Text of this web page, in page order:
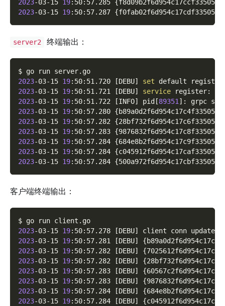
2023-03-15 19:50:57.285 {
2023-03-15 19:50:57.287 {
server2 终端输出：
$ go run server.go
2023-03-15 19:50:51.720 [DEBU] set default
2023-03-15 19:50:51.721 [DEBU] service register:
2023-03-15 19:50:51.722 [INFO] pid [89351 ] : grpc
2023-03-15 19:50:57.280 {
2023-03-15 19:50:57.282 {
2023-03-15 19:50:57.283 {
2023-03-15 19:50:57.284 {
2023-03-15 19:50:57.284 {
2023-03-15 19:50:57.284 {
客户端终端输出：
$ go run client.go
2023-03-15 19:50:57.278 [DEBU]
client conn updated
2023-03-15 19:50:57.281 [DEBU] {
2023-03-15 19:50:57.282 [DEBU] {
2023-03-15 19:50:57.282 [DEBU] {
2023-03-15 19:50:57.283 [DEBU] {
2023-03-15 19:50:57.283 [DEBU] {
2023-03-15 19:50:57.284 [DEBU] {
2023-03-15 19:50:57.284 [DEBU] {